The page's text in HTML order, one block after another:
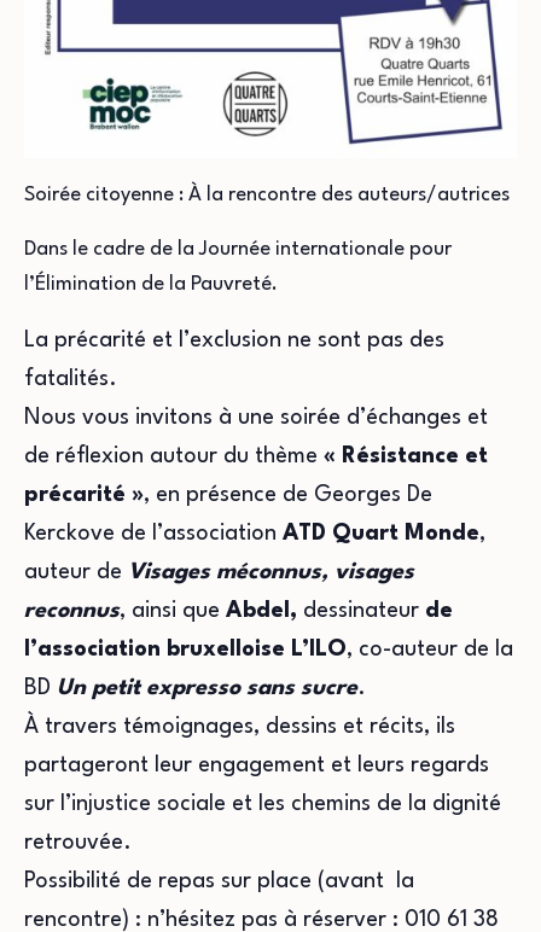
Soirée citoyenne : À la rencontre des auteurs/autrices
Dans le cadre de la Journée internationale pour
l’Élimination de la Pauvreté.
La précarité et l’exclusion ne sont pas des
fatalités.
Nous vous invitons à une soirée d’échanges et
de réflexion autour du thème « Résistance et
précarité », en présence de Georges De
Kerckove de l’association ATD Quart Monde,
auteur de Visages méconnus, visages
reconnus, ainsi que Abdel, dessinateur de
l’association bruxelloise L’ILO, co-auteur de la
BD Un petit expresso sans sucre.
À travers témoignages, dessins et récits, ils
partageront leur engagement et leurs regards
sur l’injustice sociale et les chemins de la dignité
retrouvée.
Possibilité de repas sur place (avant la
rencontre) : n’hésitez pas à réserver : 010 61 38